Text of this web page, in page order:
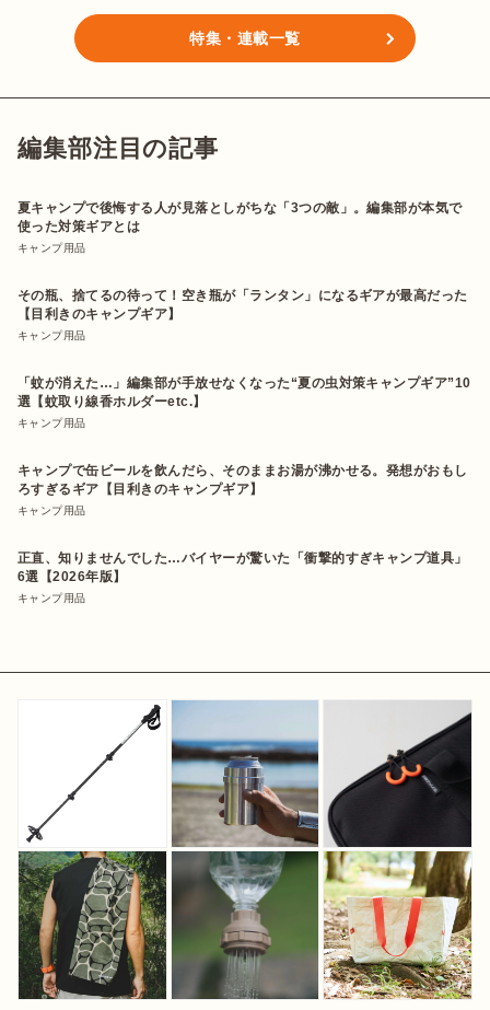
特集・連載一覧
編集部注目の記事
夏キャンプで後悔する人が見落としがちな「3つの敵」。編集部が本気で
使った対策ギアとは
キャンプ用品
その瓶、捨てるの待って！空き瓶が「ランタン」になるギアが最高だった
【目利きのキャンプギア】
キャンプ用品
「蚊が消えた…」編集部が手放せなくなった“夏の虫対策キャンプギア”10
選【蚊取り線香ホルダーetc.】
キャンプ用品
キャンプで缶ビールを飲んだら、そのままお湯が沸かせる。発想がおもし
ろすぎるギア【目利きのキャンプギア】
キャンプ用品
正直、知りませんでした…バイヤーが驚いた「衝撃的すぎキャンプ道具」
6選【2026年版】
キャンプ用品